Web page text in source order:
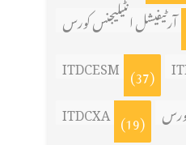
آرٹیفیشل انٹیلیجنس کورس
ITDCESM (37)
ITDCXA (19)